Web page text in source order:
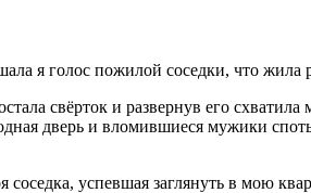
я голос пожилой соседки, что жила
свёрток и развернув его
дверь и вломившиеся мужики
успевшая заглянуть в мою